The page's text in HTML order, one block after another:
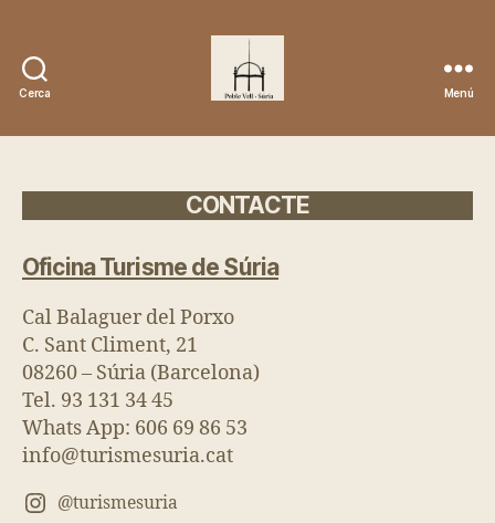
Cerca
Vell
Menú
CONTACTE
Oficina Turisme de Súria
Cal Balaguer del Porxo
C. Sant Climent, 21
08260 – Súria (Barcelona)
Tel. 93 131 34 45
Whats App: 606 69 86 53
info@turismesuria.cat
@turismesuria